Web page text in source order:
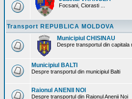
Focsani, Ciorasti ...
Transport REPUBLICA MOLDOVA
Municipiul CHISINAU
Despre transportul din capitala
Municipiul BALTI
Despre transportul din municipiul Balti
Raionul ANENII NOI
Despre transportul din Raionul Anenii Noi